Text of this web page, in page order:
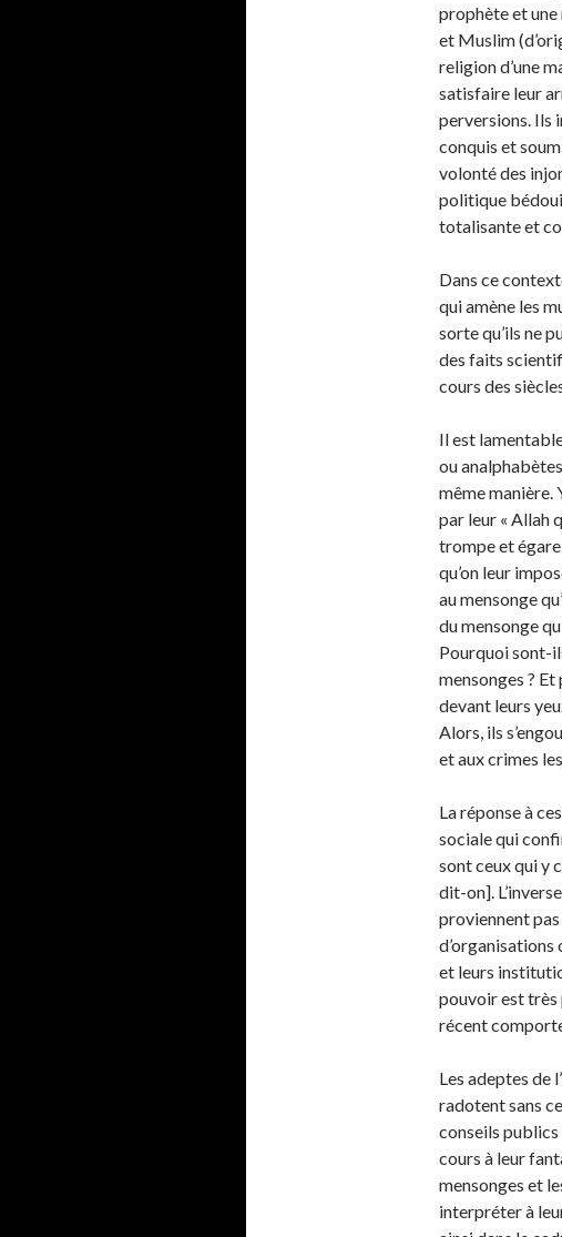
prophète et
et Muslim
religion d’une
satisfaire leur
perversions. Ils
conquis et
volonté des
politique
totalisante et
Dans ce
qui amène les
sorte qu’ils ne
des faits
cours des
Il est
ou
même manière.
par leur « Allah
trompe et
qu’on leur
au mensonge
du mensonge
Pourquoi sont-
mensonges ?
devant leurs
Alors, ils
et aux crimes
La réponse à
sociale qui
sont ceux qui y
dit-on].
proviennent pas
et leurs
pouvoir est très
récent
Les adeptes de
radotent sans
conseils publics
cours à leur
mensonges et
interpréter à